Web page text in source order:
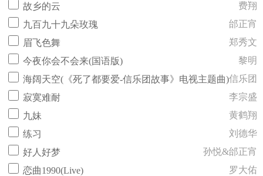
故乡的云
费翔
九百九十九朵玫瑰
邰正宵
眉飞色舞
郑秀文
今夜你会不会来(国语版)
黎明
海阔天空(《死了都要爱-信乐团故事》电视主题曲)信乐团
寂寞难耐
李宗盛
九妹
黄鹤翔
练习
刘德华
好人好梦
孙悦&邰正宵
恋曲1990(Live)
罗大佑